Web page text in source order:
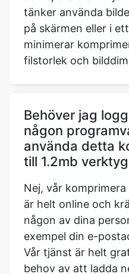
filstorlek och
Behöver jag
till 1.2mb
Nej, vår komprimera
är helt online och
någon av dina
exempel din e-
Vår tjänst är helt
behov av att ladda
registrera dig för
komprimera bild till
lokalt i din